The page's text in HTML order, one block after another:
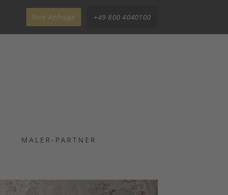
Ihre Anfrage +49 800 4040100
MALER-PARTNER